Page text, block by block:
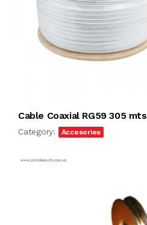
Cable Coaxial RG59 305 mts
Category: Accesories